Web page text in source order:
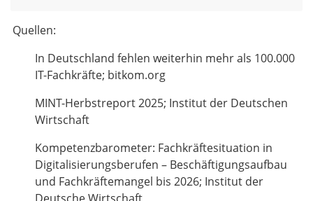
Quellen:
In Deutschland fehlen weiterhin mehr als 100.000
IT-Fachkräfte; bitkom.org
MINT-Herbstreport 2025; Institut der Deutschen
Wirtschaft
Kompetenzbarometer: Fachkräftesituation in
Digitalisierungsberufen – Beschäftigungsaufbau
und Fachkräftemangel bis 2026; Institut der